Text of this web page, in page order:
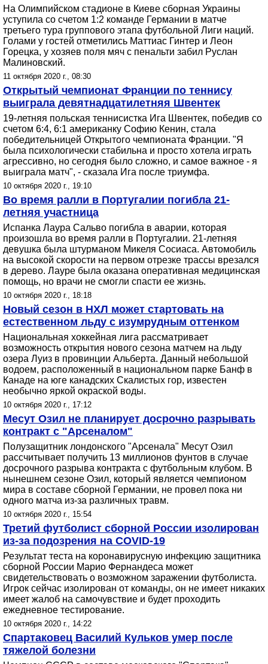
На Олимпийском стадионе в Киеве сборная Украины
уступила со счетом 1:2 команде Германии в матче
третьего тура группового этапа футбольной Лиги наций.
Голами у гостей отметились Маттиас Гинтер и Леон
Горецка, у хозяев поля мяч с пенальти забил Руслан
Малиновский.
11 октября 2020 г., 08:30
Открытый чемпионат Франции по теннису
выиграла девятнадцатилетняя Швентек
19-летняя польская теннисистка Ига Швентек, победив со
счетом 6:4, 6:1 американку Софию Кенин, стала
победительницей Открытого чемпионата Франции. "Я
была психологически стабильна и просто хотела играть
агрессивно, но сегодня было сложно, и самое важное - я
выиграла матч", - сказала Ига после триумфа.
10 октября 2020 г., 19:10
Во время ралли в Португалии погибла 21-
летняя участница
Испанка Лаура Сальво погибла в аварии, которая
произошла во время ралли в Португалии. 21-летняя
девушка была штурманом Микеля Сосиаса. Автомобиль
на высокой скорости на первом отрезке трассы врезался
в дерево. Лауре была оказана оперативная медицинская
помощь, но врачи не смогли спасти ее жизнь.
10 октября 2020 г., 18:18
Новый сезон в НХЛ может стартовать на
естественном льду с изумрудным оттенком
Национальная хоккейная лига рассматривает
возможность открытия нового сезона матчем на льду
озера Луиз в провинции Альберта. Данный небольшой
водоем, расположенный в национальном парке Банф в
Канаде на юге канадских Скалистых гор, известен
необычно яркой окраской воды.
10 октября 2020 г., 17:12
Месут Озил не планирует досрочно разрывать
контракт с "Арсеналом"
Полузащитник лондонского "Арсенала" Месут Озил
рассчитывает получить 13 миллионов фунтов в случае
досрочного разрыва контракта с футбольным клубом. В
нынешнем сезоне Озил, который является чемпионом
мира в составе сборной Германии, не провел пока ни
одного матча из-за различных травм.
10 октября 2020 г., 15:54
Третий футболист сборной России изолирован
из-за подозрения на COVID-19
Результат теста на коронавирусную инфекцию защитника
сборной России Марио Фернандеса может
свидетельствовать о возможном заражении футболиста.
Игрок сейчас изолирован от команды, он не имеет никаких
имеет жалоб на самочувствие и будет проходить
ежедневное тестирование.
10 октября 2020 г., 14:22
Спартаковец Василий Кульков умер после
тяжелой болезни